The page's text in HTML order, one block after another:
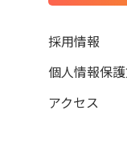
採用情報
個人情報保
アクセス